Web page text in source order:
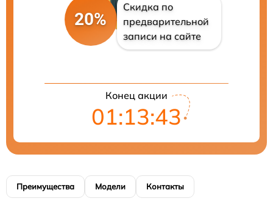
20%
Скидка по
предварительной
записи на сайте
Конец акции
01:13:43
Преимущества Модели Контакты